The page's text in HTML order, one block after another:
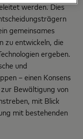
werden. Dies
gemeinsames
zu entwickeln, die
ergeben.
und
– einen Konsens
Bewältigung von
mit Blick
mit bestehenden